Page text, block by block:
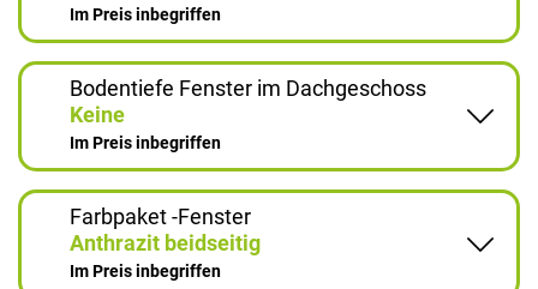
Im Preis inbegriffen
Bodentiefe Fenster im Dachgeschoss
Keine
Im Preis inbegriffen
Farbpaket -Fenster
Anthrazit beidseitig
Im Preis inbegriffen